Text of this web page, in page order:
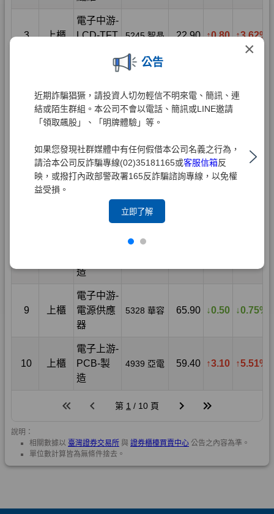
×
公告
近期詐騙猖獗，請投資人切勿輕信不明來電、簡訊、連
結或陌生群組。本公司不會以電話、簡訊或LINE邀請
「領取飆股」、「明牌體驗」等。
如果您發現社群媒體中有任何假借本公司名義之行為，
請洽本公司反詐騙專線(02)35181165或客服信箱反
映，或撥打內政部警政署165反詐騙諮詢專線，以免權
益受損。
立即了解